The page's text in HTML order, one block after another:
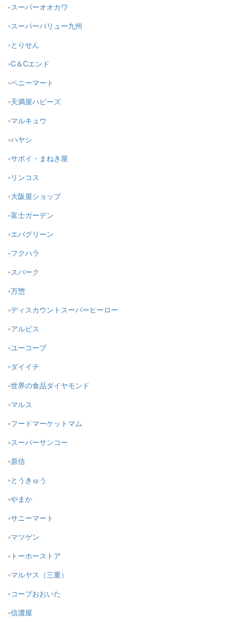
スーパーオオカワ
スーパーバリュー九州
とりせん
C＆Cエンド
ベニーマート
天満屋ハピーズ
マルキュウ
ハヤシ
サボイ・まねき屋
リンコス
大阪屋ショップ
富士ガーデン
エバグリーン
フクハラ
スパーク
万惣
ディスカウントスーパーヒーロー
アルビス
ユーコープ
ダイイチ
世界の食品ダイヤモンド
マルス
フードマーケットマム
スーパーサンコー
原信
とうきゅう
やまか
サニーマート
マツゲン
トーホーストア
マルヤス（三重）
コープおおいた
信濃屋